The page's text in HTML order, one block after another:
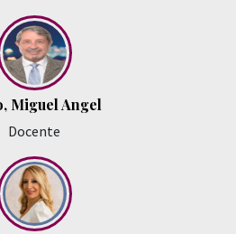
Miguel Angel
Docente